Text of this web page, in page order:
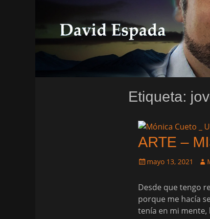
Etiqueta:
ARTE –
Publicado
mayo 13, 2021
Desde que tengo
porque me hacía
tenía en mi mente,